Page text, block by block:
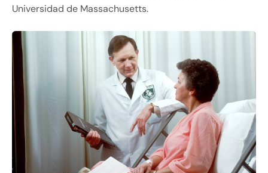
Universidad de Massachusetts.